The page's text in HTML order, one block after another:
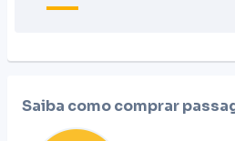
Saiba como comprar